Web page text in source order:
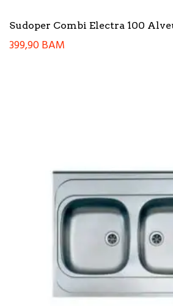
Sudoper Combi Electra 100
399,90BAM